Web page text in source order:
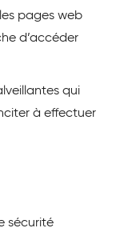
pages web
d’accéder
qui
à effectuer
sécurité